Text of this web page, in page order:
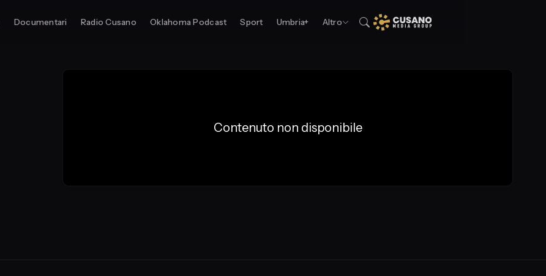
Documentari Radio Cusano Oklahoma Podcast Sport Umbria+ Altro
Contenuto non disponibile